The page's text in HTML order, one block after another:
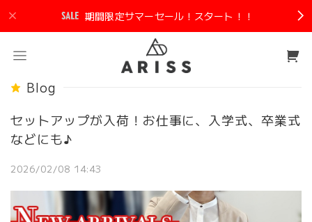
期間限定サマーセール！スタート！！
Blog
セットアップが入荷！お仕事に、入学式、卒業式
などにも♪
2026/02/08 14:43